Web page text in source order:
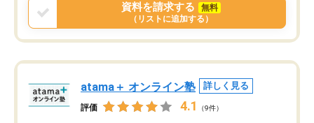
資料を請求する
無料
（リストに追加する）
atama＋ オンライン塾 詳しく見る
評価 4.1 （9件）